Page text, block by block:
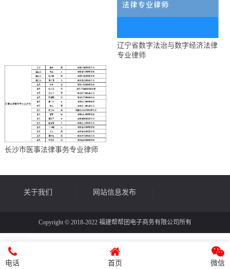
辽宁省数字法治与数字经济法律
专业律师
长沙市医事法律事务专业律师
关于我们 网站信息发布
Copyright © 2018-2022 福建帮帮团电子商务有限公司所有
电话 首页 微信